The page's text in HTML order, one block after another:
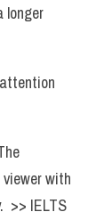
longer
with
>> IELTS